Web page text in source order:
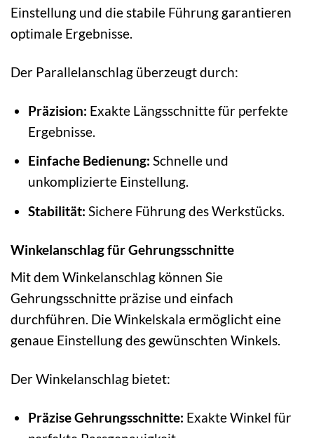
Einstellung und die stabile Führung garantieren
optimale Ergebnisse.
Der Parallelanschlag überzeugt durch:
Präzision: Exakte Längsschnitte für perfekte
Ergebnisse.
Einfache Bedienung: Schnelle und
unkomplizierte Einstellung.
Stabilität: Sichere Führung des Werkstücks.
Winkelanschlag für Gehrungsschnitte
Mit dem Winkelanschlag können Sie
Gehrungsschnitte präzise und einfach
durchführen. Die Winkelskala ermöglicht eine
genaue Einstellung des gewünschten Winkels.
Der Winkelanschlag bietet:
Präzise Gehrungsschnitte: Exakte Winkel für